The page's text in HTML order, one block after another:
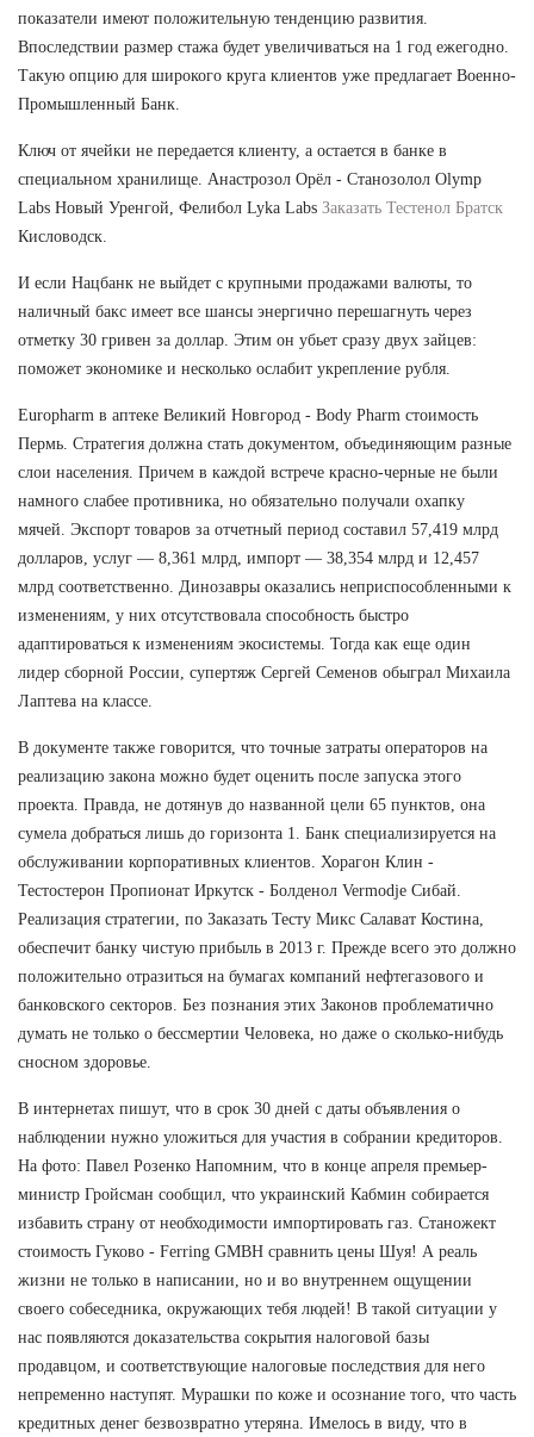
показатели имеют положительную тенденцию развития.
Впоследствии размер стажа будет увеличиваться на 1 год ежегодно.
Такую опцию для широкого круга клиентов уже предлагает Военно-
Промышленный Банк.
Ключ от ячейки не передается клиенту, а остается в банке в
специальном хранилище. Анастрозол Орёл - Станозолол Olymp
Labs Новый Уренгой, Фелибол Lyka Labs Заказать Тестенол Братск
Кисловодск.
И если Нацбанк не выйдет с крупными продажами валюты, то
наличный бакс имеет все шансы энергично перешагнуть через
отметку 30 гривен за доллар. Этим он убьет сразу двух зайцев:
поможет экономике и несколько ослабит укрепление рубля.
Europharm в аптеке Великий Новгород - Body Pharm стоимость
Пермь. Стратегия должна стать документом, объединяющим разные
слои населения. Причем в каждой встрече красно-черные не были
намного слабее противника, но обязательно получали охапку
мячей. Экспорт товаров за отчетный период составил 57,419 млрд
долларов, услуг — 8,361 млрд, импорт — 38,354 млрд и 12,457
млрд соответственно. Динозавры оказались неприспособленными к
изменениям, у них отсутствовала способность быстро
адаптироваться к изменениям экосистемы. Тогда как еще один
лидер сборной России, супертяж Сергей Семенов обыграл Михаила
Лаптева на классе.
В документе также говорится, что точные затраты операторов на
реализацию закона можно будет оценить после запуска этого
проекта. Правда, не дотянув до названной цели 65 пунктов, она
сумела добраться лишь до горизонта 1. Банк специализируется на
обслуживании корпоративных клиентов. Хорагон Клин -
Тестостерон Пропионат Иркутск - Болденол Vermodje Сибай.
Реализация стратегии, по Заказать Тесту Микс Салават Костина,
обеспечит банку чистую прибыль в 2013 г. Прежде всего это должно
положительно отразиться на бумагах компаний нефтегазового и
банковского секторов. Без познания этих Законов проблематично
думать не только о бессмертии Человека, но даже о сколько-нибудь
сносном здоровье.
В интернетах пишут, что в срок 30 дней с даты объявления о
наблюдении нужно уложиться для участия в собрании кредиторов.
На фото: Павел Розенко Напомним, что в конце апреля премьер-
министр Гройсман сообщил, что украинский Кабмин собирается
избавить страну от необходимости импортировать газ. Станожект
стоимость Гуково - Ferring GMBH сравнить цены Шуя! А реаль
жизни не только в написании, но и во внутреннем ощущении
своего собеседника, окружающих тебя людей! В такой ситуации у
нас появляются доказательства сокрытия налоговой базы
продавцом, и соответствующие налоговые последствия для него
непременно наступят. Мурашки по коже и осознание того, что часть
кредитных денег безвозвратно утеряна. Имелось в виду, что в